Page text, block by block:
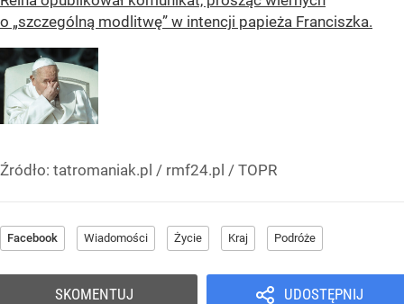
o „szczególną modlitwę” w intencji papieża Franciszka.
Źródło: tatromaniak.pl / rmf24.pl / TOPR
Facebook Wiadomości Życie Kraj Podróże
UDOSTĘPNIJ
SKOMENTUJ